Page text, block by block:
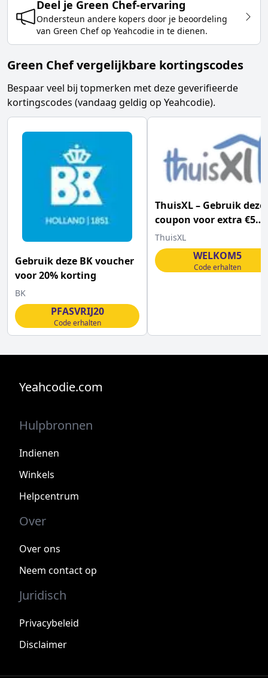
Deel je Green Chef-ervaring
Ondersteun andere kopers door je beoordeling
van Green Chefop Yeahcodie in te dienen.
Green Chef vergelijkbare kortingscodes
Bespaar veel bij topmerken met deze geverifieerde
kortingscodes (vandaag geldig op Yeahcodie).
Gebruik deze BK voucher
voor 20% korting
BK
PFASVRIJ20
Code erhalten
ThuisXL – Gebruik deze
coupon voor extra €5
korting
ThuisXL
WELKOM5
Code erhalten
Yeahcodie.com
Hulpbronnen
Indienen
Winkels
Helpcentrum
Over
Over ons
Neem contact op
Juridisch
Privacybeleid
Disclaimer